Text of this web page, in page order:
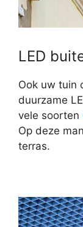
LED
Ook uw tuin
duurzame
vele soorten
Op deze
terras.